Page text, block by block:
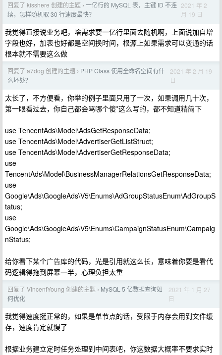
回复了 kisshere 创建的主题 › 一亿行的 MySQL 表，主键 ID 不连
续，怎样随机取 30 行速度最快？
2021 年 2
月 19 日
我觉得直接说业务吧，啥需求要一亿行里面去随机啊，上面说加自增
字段也好，加表也好都是空间换时间，根源上如果需求可以变通的话
根本就不需要这么做
回复了 a7dog 创建的主题 › PHP Class 使用全命名空间有什
么坏处？
2021 年 2 月 19
日
太长了，不方便看，你举的例子里面只用了一次，如果调用几十次，
第一眼看过去，你自己都会骂哪个傻*这么写的，都不知道精简下
use TencentAds\Model\AdsGetResponseData;
use TencentAds\Model\AdvertiserGetListStruct;
use TencentAds\Model\AdvertiserGetResponseData;
use
TencentAds\Model\BusinessManagerRelationsGetResponseData;
use
Google\Ads\GoogleAds\V5\Enums\AdGroupStatusEnum\AdGroupS
tatus;
use
Google\Ads\GoogleAds\V5\Enums\CampaignStatusEnum\Campaig
nStatus;
给你看下某个广告库的代码，光是引用就这么长，意味着你要是看代
码逻辑得拖到屏幕一半，心理负担太重
回复了 VincentYoung 创建的主题 › MySQL 5 亿数据查询如
何优化
2021 年 1 月 27
日
我觉得速度挺正常的，如果是单节点的话，受限于内存会用到文件缓
存，速度肯定就慢了
根据业务建立定时任务处理到中间表吧，你这数据大概率不要求实时